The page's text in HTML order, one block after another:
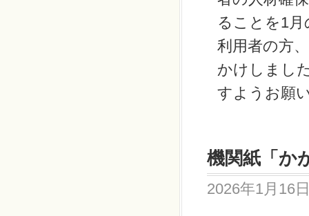
ることを1
利用者の方
かけしまし
すようお願
機関紙「か
2026年1月16